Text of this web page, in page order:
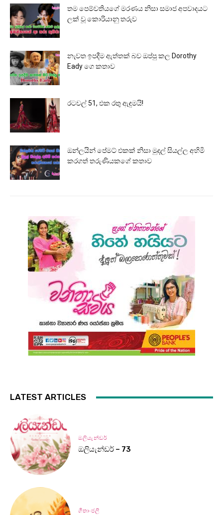
තම පෙම්වතියගේ මරණය නිසා සමාජ අපවාදයට
ලක් වූ කොරියානු තරුව
නැවත ඉපදීම ඇත්තක් බව ඔප්පු කල Dorothy
Eady ගෙ කතාව
රටවල් 51, එක රතු ඇඳුමයි!
ඔන්ලයින් පේමට් එකක් නිසා මුදල් සියල්ල අහිමි
කරගත් තරුණියකගේ කතාව
LATEST ARTICLES
ඔලියැන්ඩර්
ඔලියැන්ඩර් – 73
ගීතාංජලී